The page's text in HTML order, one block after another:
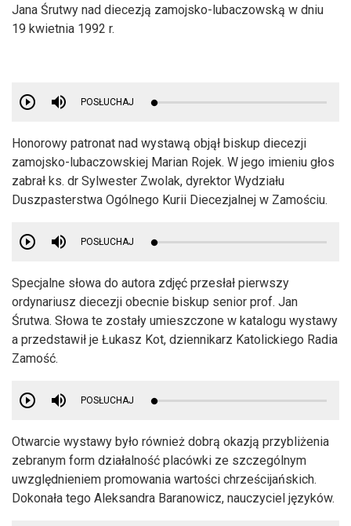
Jana Śrutwy nad diecezją zamojsko-lubaczowską w dniu
19 kwietnia 1992 r.
POSŁUCHAJ
Honorowy patronat nad wystawą objął biskup diecezji
zamojsko-lubaczowskiej Marian Rojek. W jego imieniu głos
zabrał ks. dr Sylwester Zwolak, dyrektor Wydziału
Duszpasterstwa Ogólnego Kurii Diecezjalnej w Zamościu.
POSŁUCHAJ
Specjalne słowa do autora zdjęć przesłał pierwszy
ordynariusz diecezji obecnie biskup senior prof. Jan
Śrutwa. Słowa te zostały umieszczone w katalogu wystawy
a przedstawił je Łukasz Kot, dziennikarz Katolickiego Radia
Zamość.
POSŁUCHAJ
Otwarcie wystawy było również dobrą okazją przybliżenia
zebranym form działalność placówki ze szczególnym
uwzględnieniem promowania wartości chrześcijańskich.
Dokonała tego Aleksandra Baranowicz, nauczyciel języków.